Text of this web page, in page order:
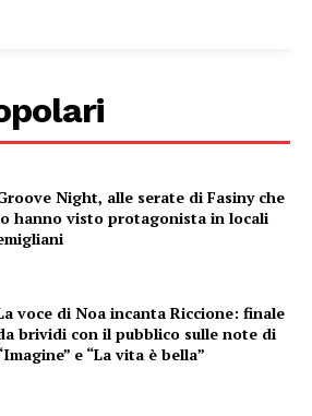
Night, alle serate di Fasiny che
hanno visto protagonista in locali
voce di Noa incanta Riccione: finale
brividi con il pubblico sulle note di
e “La vita è bella”